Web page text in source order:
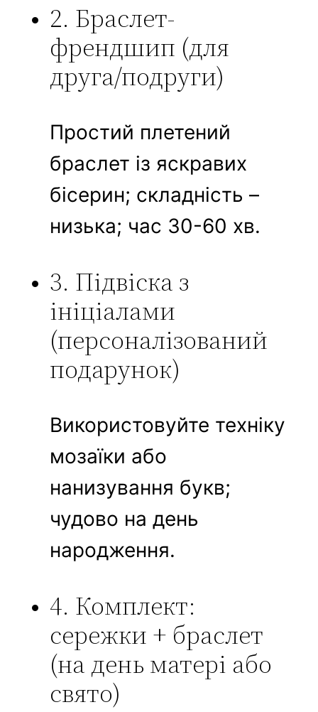
2. Браслет-
френдшип (для
друга/подруги)
Простий плетений
браслет із яскравих
бісерин; складність –
низька; час 30-60 хв.
3. Підвіска з
ініціалами
(персоналізований
подарунок)
Використовуйте техніку
мозаїки або
нанизування букв;
чудово на день
народження.
4. Комплект:
сережки + браслет
(на день матері або
свято)